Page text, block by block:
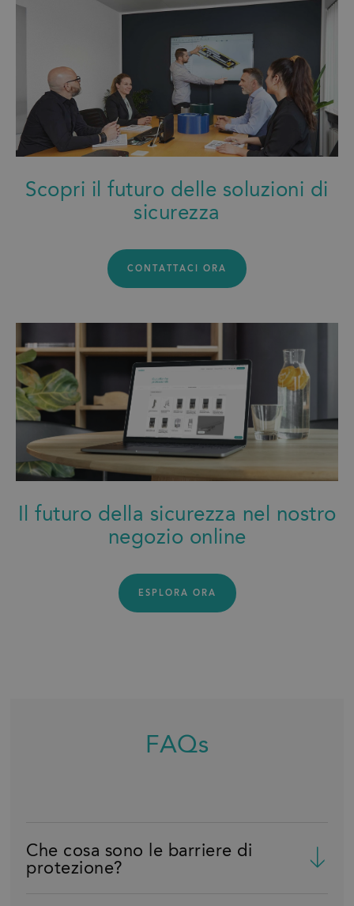
Scopri il futuro delle soluzioni di
sicurezza
CONTATTACI ORA
Il futuro della sicurezza nel nostro
negozio online
ESPLORA ORA
FAQs
Che cosa sono le barriere di
protezione?